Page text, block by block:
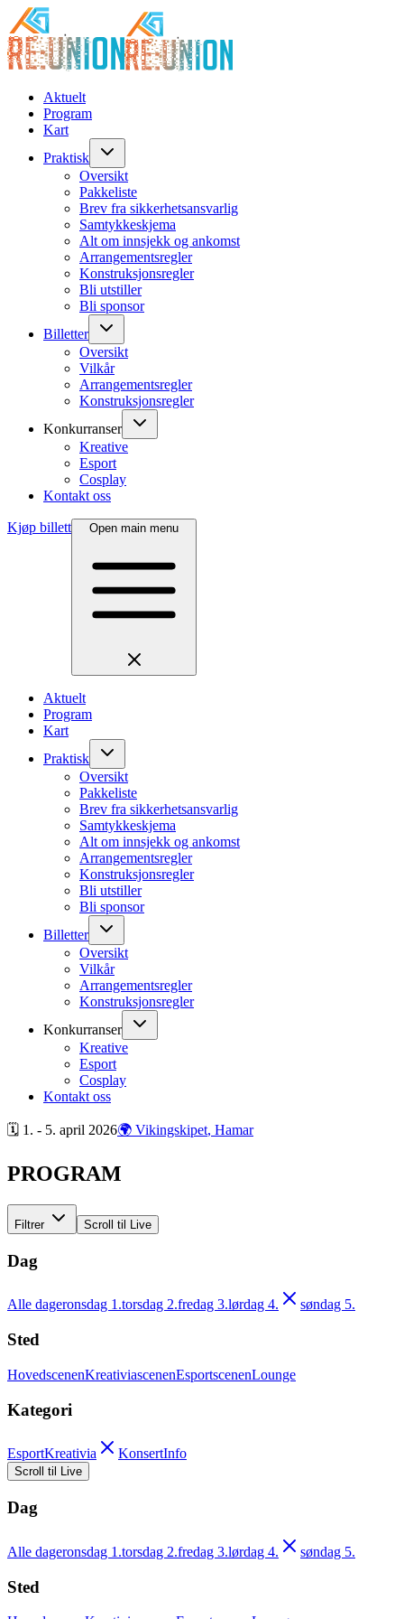
Aktuelt
Program
Kart
Praktisk
Oversikt
Pakkeliste
Brev fra sikkerhetsansvarlig
Samtykkeskjema
Alt om innsjekk og ankomst
Arrangementsregler
Konstruksjonsregler
Bli utstiller
Bli sponsor
Billetter
Oversikt
Vilkår
Arrangementsregler
Konstruksjonsregler
Konkurranser
Kreative
Esport
Cosplay
Kontakt oss
Kjøp billett Open main menu
Aktuelt
Program
Kart
Praktisk
Oversikt
Pakkeliste
Brev fra sikkerhetsansvarlig
Samtykkeskjema
Alt om innsjekk og ankomst
Arrangementsregler
Konstruksjonsregler
Bli utstiller
Bli sponsor
Billetter
Oversikt
Vilkår
Arrangementsregler
Konstruksjonsregler
Konkurranser
Kreative
Esport
Cosplay
Kontakt oss
🗓 1. - 5. april 2026🌍 Vikingskipet, Hamar
PROGRAM
Filtrer Scroll til Live
Dag
Alle dageronsdag 1.torsdag 2.fredag 3.lørdag 4. søndag 5.
Sted
HovedscenenKreativiascenenEsportscenenLounge
Kategori
EsportKreativia KonsertInfo
Scroll til Live
Dag
Alle dageronsdag 1.torsdag 2.fredag 3.lørdag 4. søndag 5.
Sted